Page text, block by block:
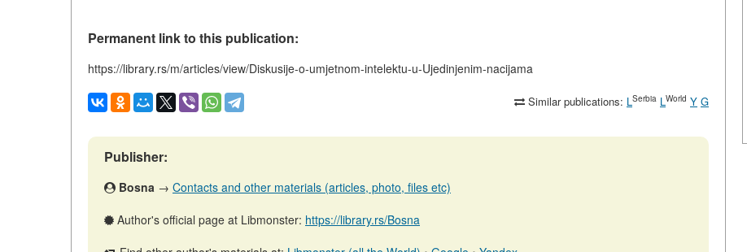
Permanent link to this publication:
https://library.rs/m/articles/view/Diskusije-o-umjetnom-intelektu-u-Ujedinjenim-nacijama
Similar publications: LSerbia LWorld Y G
Publisher:
Bosna → Contacts and other materials (articles, photo, files etc)
Author's official page at Libmonster: https://library.rs/Bosna